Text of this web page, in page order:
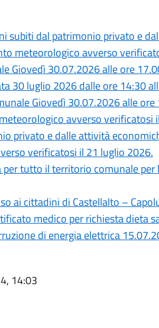
subiti dal patrimonio privato e
meteorologico avverso
Giovedì 30.07.2026 alle ore
30 luglio 2026 dalle ore 14:30
Giovedì 30.07.2026 alle ore
avverso verificatosi
privato e dalle attività
verificatosi il 21 luglio 2026.
tutto il territorio comunale
ai cittadini di Castellalto –
medico per richiesta dieta
di energia elettrica
14:03